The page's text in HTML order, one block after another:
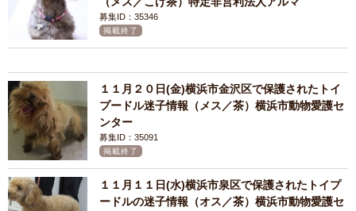
募集ID：35346
掲載終了
１１月２０日(金)横浜市金沢区で保護されたトイ
プードル迷子情報（メス／茶）横浜市動物愛護セ
ンター
募集ID：35091
掲載終了
１１月１１日(水)横浜市泉区で保護されたトイプ
ードルの迷子情報（オス／茶）横浜市動物愛護セ